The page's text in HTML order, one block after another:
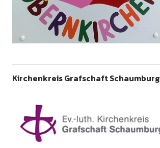
Kirchenkreis Grafschaft Schaumburg